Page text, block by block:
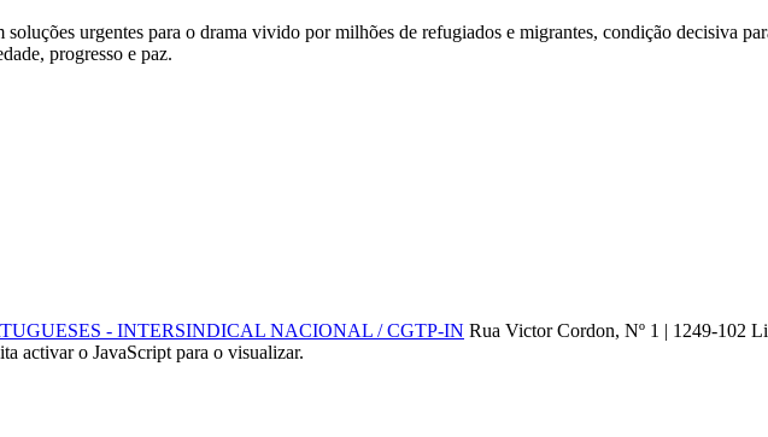
urgentes para o drama vivido por milhões de refugiados e migrantes, condição decisiva
progresso e paz.
- INTERSINDICAL NACIONAL / CGTP-IN Rua Victor Cordon, Nº 1 | 1249-102
activar o JavaScript para o visualizar.